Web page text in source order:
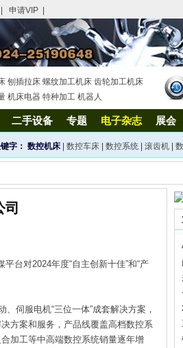
申请VIP
刨插拉床 螺纹加工机床 齿轮加工机床
机床电器 特种加工 机器人
二手设备 专题 电子杂志 展会
字： 数控机床| 数控车床| 数控系统| 滚齿机|
对2024年度“自主创新十佳”和“产
伺服电机“三位一体”成套解决方案，
方案和服务，产品线覆盖高档数控系
加工等中高端数控系统销量逐年增